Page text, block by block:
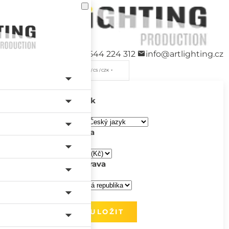
+420 544 224 312 info@artlighting.cz
/ CS / CZK
Jazyk
Měna
Doprava